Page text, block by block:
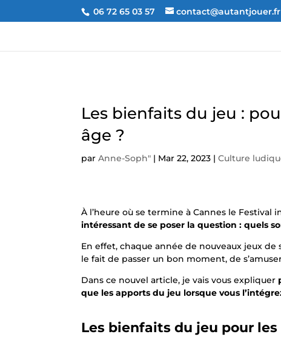
06 72 65 03 57 contact@autantjouer.fr
Les bienfaits du jeu :
âge ?
parAnne-Soph" | Mar 22, 2023 |Culture
À l’heure où se termine à Cannes le
intéressant de se poser la question : quels
En effet, chaque année de nouveaux jeux
le fait de passer un bon moment, de
Dans ce nouvel article, je vais vous expliquer
que les apports du jeu lorsque vous
Les bienfaits du jeu pour